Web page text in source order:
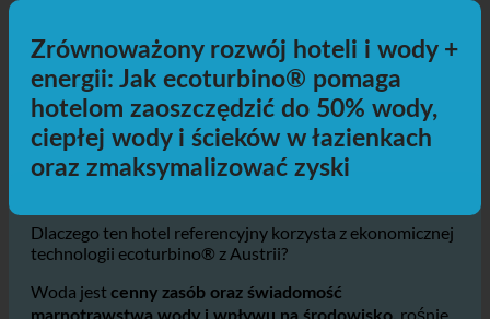
Dodatkowe informacje
Zrównoważony rozwój hoteli i wody +
energii: Jak ecoturbino® pomaga
hotelom zaoszczędzić do 50% wody,
oraz zmaksymalizować zyski
Dlaczego ten hotel referencyjny korzysta z ekonomicznej
technologii ecoturbino® z Austrii?